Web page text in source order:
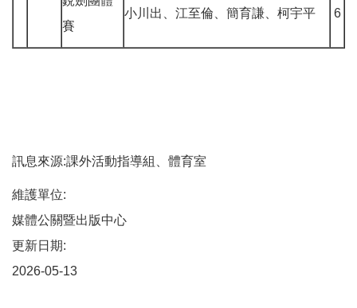
賽
小川出、江至倫、簡育謙、柯宇平 6
訊息來源:課外活動指導組、體育室
維護單位:
媒體公關暨出版中心
更新日期:
2026-05-13